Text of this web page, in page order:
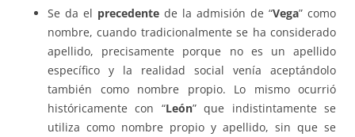
Se da el precedente de la admisión de “Vega” como
nombre, cuando tradicionalmente se ha considerado
apellido, precisamente porque no es un apellido
específico y la realidad social venía aceptándolo
también como nombre propio. Lo mismo ocurrió
históricamente con “León” que indistintamente se
utiliza como nombre propio y apellido, sin que se